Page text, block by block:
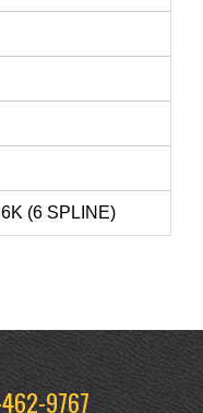
(6 SPLINE)
9767